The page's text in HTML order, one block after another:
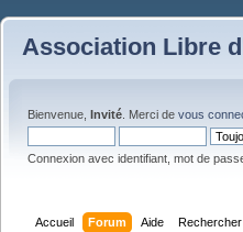
Association Libre
Bienvenue, Invité . Merci de vous
Connexion avec identifiant, mot de
Accueil Forum Aide Rechercher